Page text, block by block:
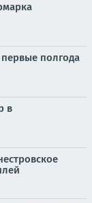
первые полгода
в